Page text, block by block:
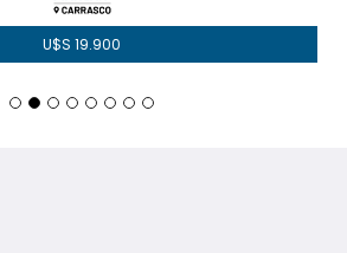
U$S 19.900